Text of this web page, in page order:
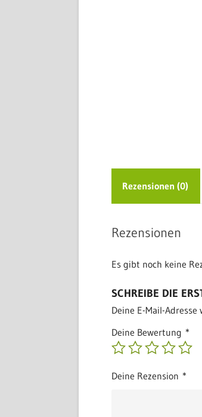
Rezensionen (0)
Rezensionen
Es gibt noch keine
SCHREIBE DIE
Deine E-Mail-
Deine Bewertung *
Deine Rezension *